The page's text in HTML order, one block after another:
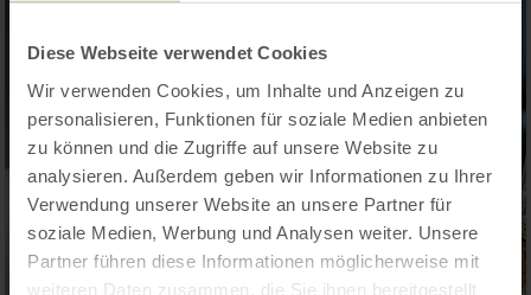
Diese Webseite verwendet Cookies
Wir verwenden Cookies, um Inhalte und Anzeigen zu
personalisieren, Funktionen für soziale Medien anbieten
zu können und die Zugriffe auf unsere Website zu
analysieren. Außerdem geben wir Informationen zu Ihrer
Verwendung unserer Website an unsere Partner für
soziale Medien, Werbung und Analysen weiter. Unsere
Partner führen diese Informationen möglicherweise mit
weiteren Daten zusammen, die Sie ihnen bereitgestellt